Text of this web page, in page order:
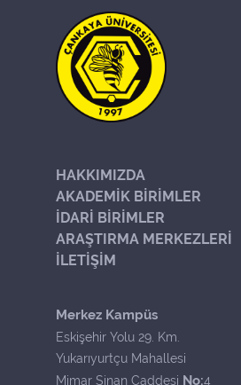
HAKKIMIZDA
AKADEMİK BİRİMLER
İDARİ BİRİMLER
ARAŞTIRMA MERKEZLERİ
İLETİŞİM
Merkez Kampüs
Eskişehir Yolu 29. Km.
Yukarıyurtçu Mahallesi
Mimar Sinan Caddesi No:4